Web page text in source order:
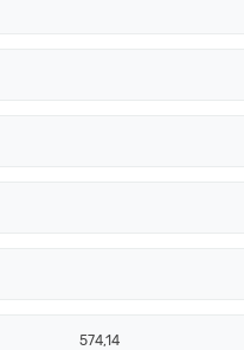
574,14